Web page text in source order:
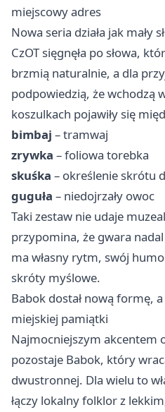
miejscowy adres
Nowa seria działa jak mały
CzOT sięgnęła po słowa,
brzmią naturalnie, a dla
podpowiedzią, że wchodzą
koszulkach pojawiły się
bimbaj – tramwaj
zrywka – foliowa torebka
skuśka – określenie skrótu
guguła – niedojrzały owoc
Taki zestaw nie udaje
przypomina, że gwara
ma własny rytm, swój
skróty myślowe.
Babok dostał nową formę,
miejskiej pamiątki
Najmocniejszym akcentem
pozostaje Babok, który
dwustronnej. Dla wielu to
łączy lokalny folklor z